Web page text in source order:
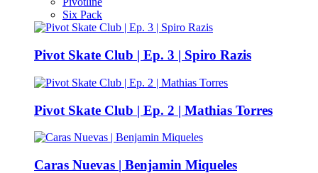
Six Pack
Pivot Skate Club | Ep. 3 | Spiro Razis
Pivot Skate Club | Ep. 2 | Mathias Torres
Caras Nuevas | Benjamin Miqueles